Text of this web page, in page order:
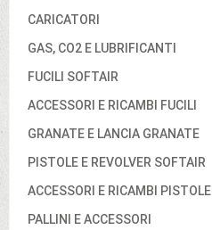
CARICATORI
GAS, CO2 E LUBRIFICANTI
FUCILI SOFTAIR
ACCESSORI E RICAMBI FUCILI
GRANATE E LANCIA GRANATE
PISTOLE E REVOLVER SOFTAIR
ACCESSORI E RICAMBI PISTOLE
PALLINI E ACCESSORI